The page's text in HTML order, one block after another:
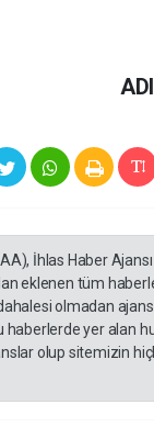
İhlas Haber
eklenen tüm
olmadan ajans
haberlerde yer alan
olup sitemizin